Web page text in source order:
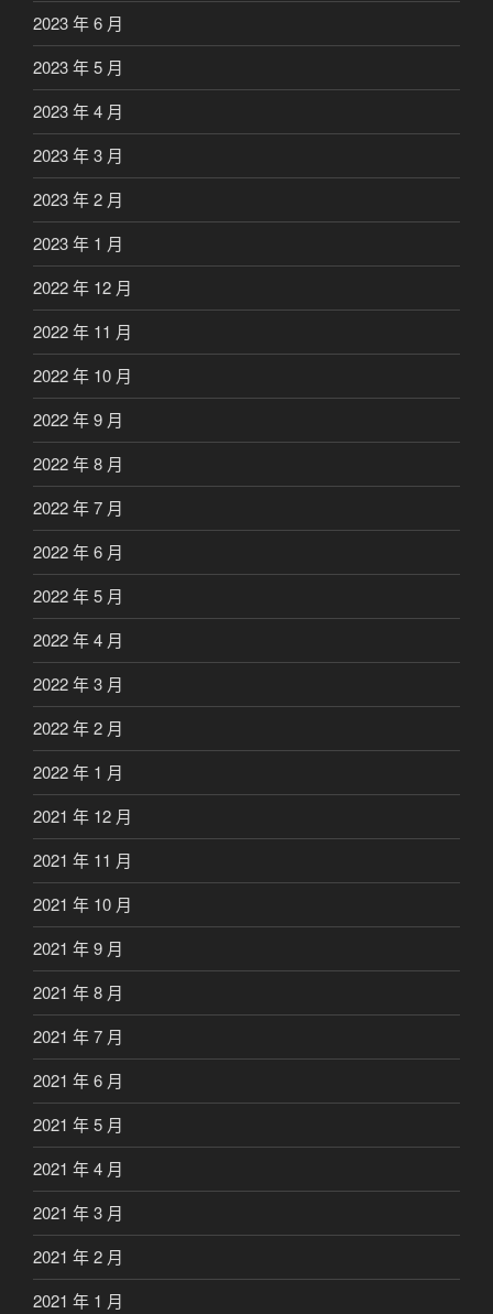
2023 年 6 月
2023 年 5 月
2023 年 4 月
2023 年 3 月
2023 年 2 月
2023 年 1 月
2022 年 12 月
2022 年 11 月
2022 年 10 月
2022 年 9 月
2022 年 8 月
2022 年 7 月
2022 年 6 月
2022 年 5 月
2022 年 4 月
2022 年 3 月
2022 年 2 月
2022 年 1 月
2021 年 12 月
2021 年 11 月
2021 年 10 月
2021 年 9 月
2021 年 8 月
2021 年 7 月
2021 年 6 月
2021 年 5 月
2021 年 4 月
2021 年 3 月
2021 年 2 月
2021 年 1 月